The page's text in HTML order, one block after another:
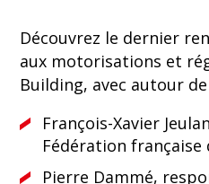
Découvrez le dernier
aux motorisations et
Building, avec autour
François-Xavier
Fédération
Pierre Dammé,